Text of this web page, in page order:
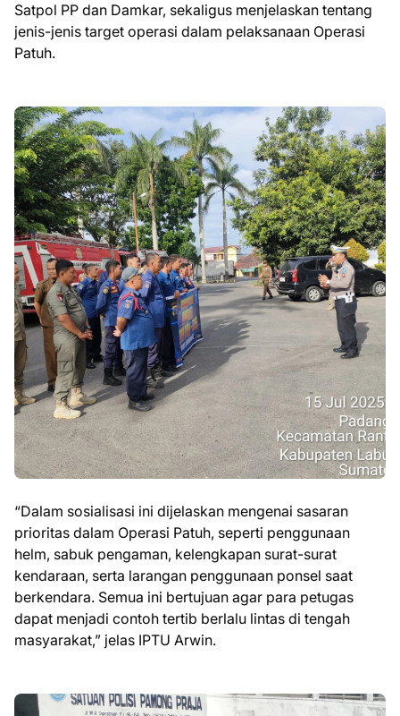
Satpol PP dan Damkar, sekaligus menjelaskan tentang
jenis-jenis target operasi dalam pelaksanaan Operasi
Patuh.
“Dalam sosialisasi ini dijelaskan mengenai sasaran
prioritas dalam Operasi Patuh, seperti penggunaan
helm, sabuk pengaman, kelengkapan surat-surat
kendaraan, serta larangan penggunaan ponsel saat
berkendara. Semua ini bertujuan agar para petugas
dapat menjadi contoh tertib berlalu lintas di tengah
masyarakat,” jelas IPTU Arwin.